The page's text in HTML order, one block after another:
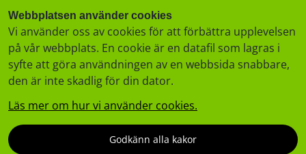
Webbplatsen använder cookies
Vi använder oss av cookies för att förbättra upplevelsen
på vår webbplats. En cookie är en datafil som lagras i
syfte att göra användningen av en webbsida snabbare,
den är inte skadlig för din dator.
Läs mer om hur vi använder cookies.
Godkänn alla kakor